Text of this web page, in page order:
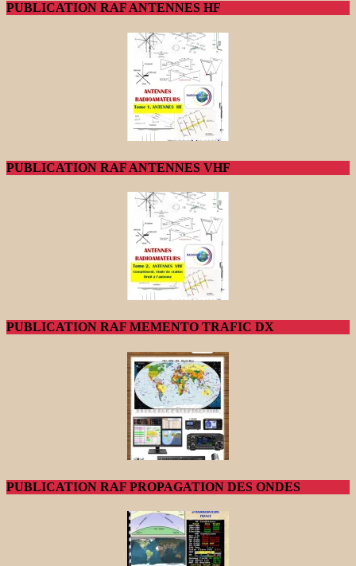
PUBLICATION RAF ANTENNES HF
PUBLICATION RAF ANTENNES VHF
PUBLICATION RAF MEMENTO TRAFIC DX
PUBLICATION RAF PROPAGATION DES ONDES